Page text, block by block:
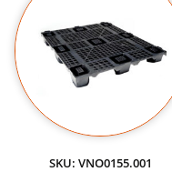
SKU: VNO0155.001